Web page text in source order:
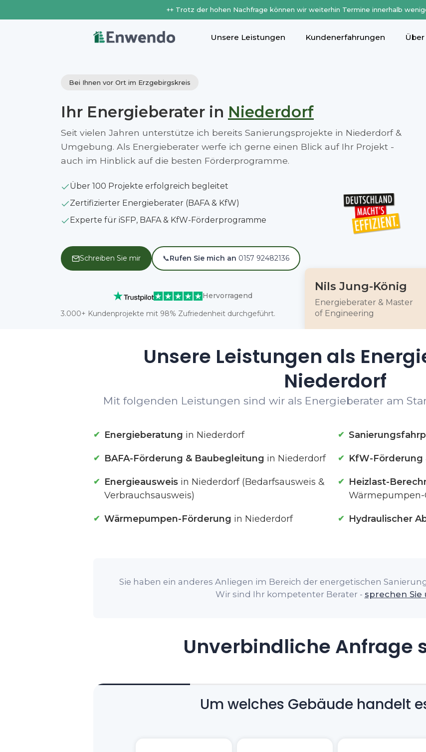
++ Trotz der hohen Nachfrage können wir weiterhin Termine innerhalb
Unsere Leistungen Kundenerfahrungen
Bei Ihnen vor Ort im Erzgebirgskreis
Ihr Energieberater in Niederdorf
Seit vielen Jahren unterstütze ich bereits Sanierungsprojekte in Niederdorf &
Umgebung. Als Energieberater werfe ich gerne einen Blick auf Ihr Projekt -
auch im Hinblick auf die besten Förderprogramme.
Über 100 Projekte erfolgreich begleitet
Zertifizierter Energieberater (BAFA & KfW)
Experte für iSFP, BAFA & KfW-Förderprogramme
Schreiben Sie mir 📞Rufen Sie mich an 0157 92482136
Hervorragend
3.000+ Kundenprojekte mit 98% Zufriedenheit durchgeführt.
Nils Jung-König
Energieberater & Master
of Engineering
Unsere Leistungen als
Niederdorf
Mit folgenden Leistungen sind wir als Energieberater am
Energieberatung in Niederdorf
BAFA-Förderung & Baubegleitung in Niederdorf KfW-
Energieausweis in Niederdorf (Bedarfsausweis &
Verbrauchsausweis)
Heizlast-
Wärmepumpen-
Wärmepumpen-Förderung in Niederdorf Hydraulischer
Sie haben ein anderes Anliegen im Bereich der energetischen
Wir sind Ihr kompetenter Berater - sprechen Sie
Unverbindliche Anfrage